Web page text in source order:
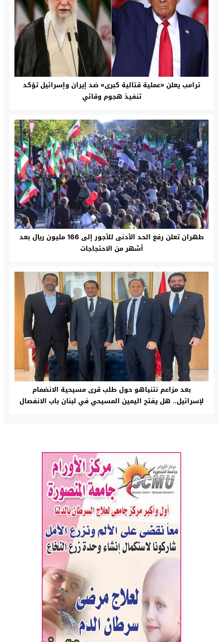
ترامب يعلن «عملية قتالية كبرى» ضد إيران وإسرائيل تؤكد
تنفيذ هجوم وقائي
طهران تعلن رفع الحد الأدنى للأجور إلى 166 مليون ريال بعد
أشهر من الاحتجاجات
بعد مزاعم نتنياهو حول طلب قرى مسيحية الانضمام
لإسرائيل.. هل يفتح اليمين المسيحي في لبنان باب الانفصال